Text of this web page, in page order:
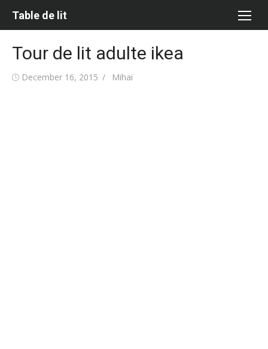
Table de lit
Tour de lit adulte ikea
Posted
December 16, 2015 Author
Mihai